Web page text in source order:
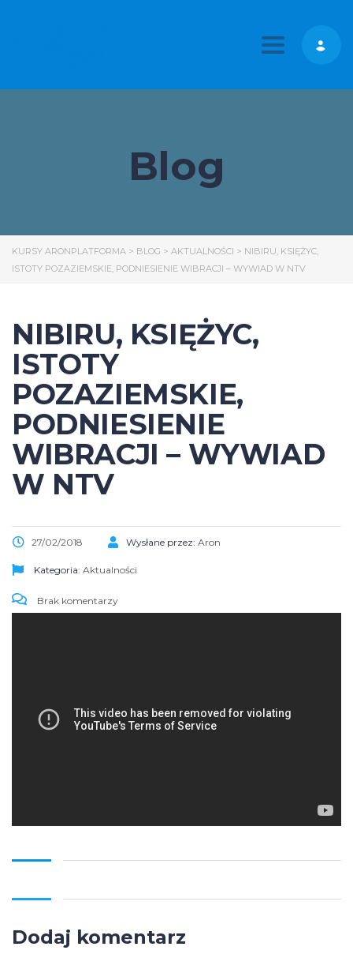
Toggle
Blog
KURSY ARONPLATFORMA > BLOG > AKTUALNOŚCI > NIBIRU, KSIĘŻYC,
ISTOTY POZAZIEMSKIE, PODNIESIENIE WIBRACJI – WYWIAD W NTV
NIBIRU, KSIĘŻYC,
ISTOTY
POZAZIEMSKIE,
PODNIESIENIE
WIBRACJI – WYWIAD
W NTV
27/02/2018 Wysłane przez: Aron
Kategoria: Aktualności
Brak komentarzy
Dodaj komentarz